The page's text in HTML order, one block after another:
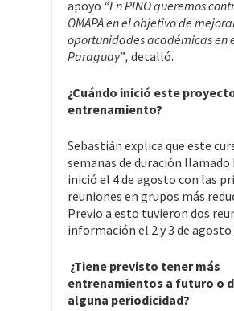
apoyo “En PINO queremos
OMAPA en el objetivo de
oportunidades académicas en
Paraguay”, detalló.
¿Cuándo inició este
entrenamiento?
Sebastián explica que este
semanas de duración llamado
inició el 4 de agosto con las
reuniones en grupos más
Previo a esto tuvieron dos
información el 2 y 3 de agosto
¿Tiene previsto tener más
entrenamientos a futuro o
alguna periodicidad?